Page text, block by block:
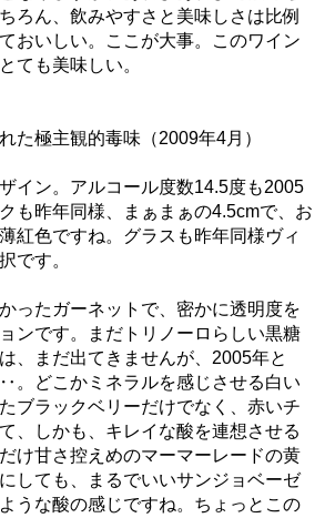
ろん、飲みやすさと美味しさは比例
おいしい。ここが大事。このワイン
ても美味しい。
た極主観的毒味（2009年4月）
イン。アルコール度数14.5度も2005
も昨年同様、まぁまぁの4.5cmで、お
紅色ですね。グラスも昨年同様ヴィ
です。
ったガーネットで、密かに透明度を
ンです。まだトリノーロらしい黒糖
、まだ出てきませんが、2005年と
。どこかミネラルを感じさせる白い
ブラックベリーだけでなく、赤いチ
、しかも、キレイな酸を連想させる
け甘さ控えめのマーマーレードの黄
しても、まるでいいサンジョベーゼ
うな酸の感じですね。ちょっとこの